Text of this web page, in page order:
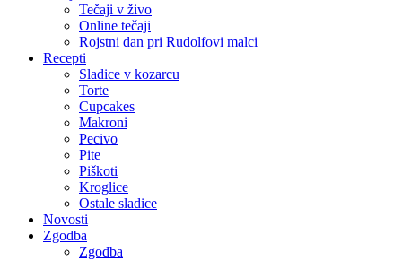
Tečaji v živo
Online tečaji
Rojstni dan pri Rudolfovi malci
Recepti
Sladice v kozarcu
Torte
Cupcakes
Makroni
Pecivo
Pite
Piškoti
Kroglice
Ostale sladice
Novosti
Zgodba
Zgodba